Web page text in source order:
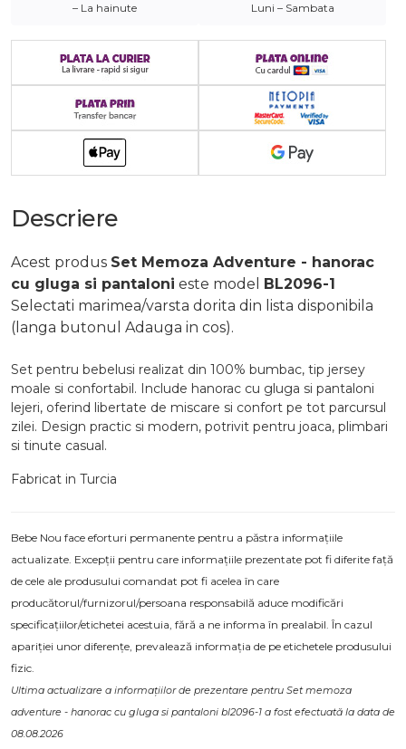
– La hainute Luni – Sambata
Descriere
Acest produs Set Memoza Adventure - hanorac
cu gluga si pantaloni este model
BL2096-1
Selectati marimea/varsta dorita din lista disponibila
(langa butonul Adauga in cos).
Set pentru bebelusi realizat din 100% bumbac, tip jersey
moale si confortabil. Include hanorac cu gluga si pantaloni
lejeri, oferind libertate de miscare si confort pe tot parcursul
zilei. Design practic si modern, potrivit pentru joaca, plimbari
si tinute casual.
Fabricat in Turcia
Bebe Nou face eforturi permanente pentru a păstra informațiile
actualizate. Excepții pentru care informațiile prezentate pot fi diferite față
de cele ale produsului comandat pot fi acelea în care
producătorul/furnizorul/persoana responsabilă aduce modificări
specificațiilor/etichetei acestuia, fără a ne informa în prealabil. În cazul
apariției unor diferențe, prevalează informația de pe etichetele produsului
fizic.
Ultima actualizare a informațiilor de prezentare pentru Set memoza
adventure - hanorac cu gluga si pantaloni bl2096-1 a fost efectuată la data de
08.08.2026